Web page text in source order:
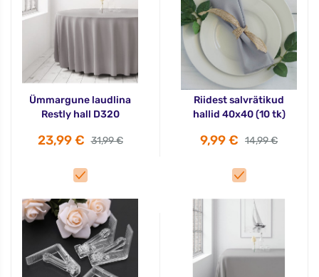
Ümmargune laudlina
Restly hall D320
23,99 € 31,99 €
Riidest salvrätikud
hallid 40x40 (10 tk)
9,99 € 14,99 €